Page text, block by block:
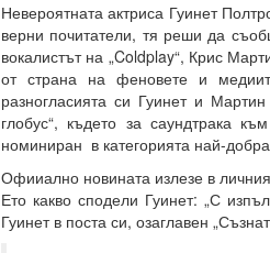
Невероятната актриса Гуинет
верни почитатели, тя реши да
вокалистът на „Coldplay“, Крис
от страна на феновете и
разногласията си Гуинет и
глобус“, където за саундтрака
номиниран в категорията най-
Офииално новината излезе в личния
Ето какво сподели Гуинет: „С
Гуинет в поста си, озаглавен